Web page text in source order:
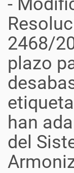
2468/
plazo
han
del